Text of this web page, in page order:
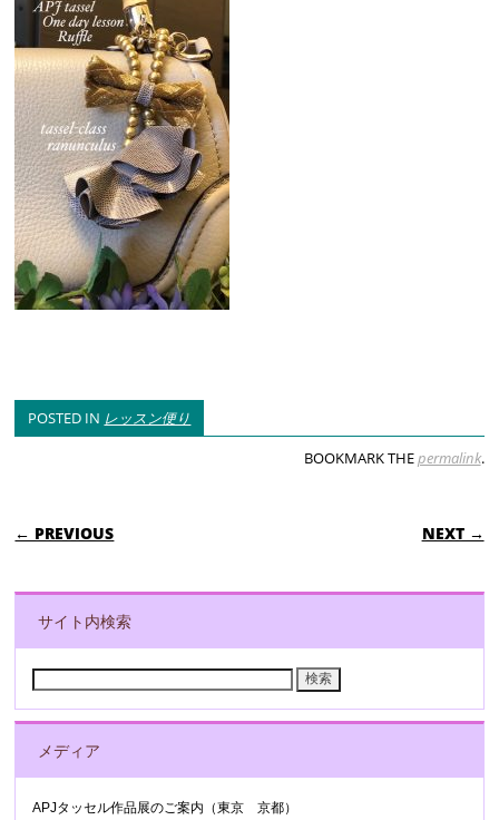
POSTED IN レッスン便り
BOOKMARK THEpermalink.
POST NAVIGATION
← PREVIOUS NEXT →
サイト内検索
メディア
APJタッセル作品展のご案内（東京 京都）